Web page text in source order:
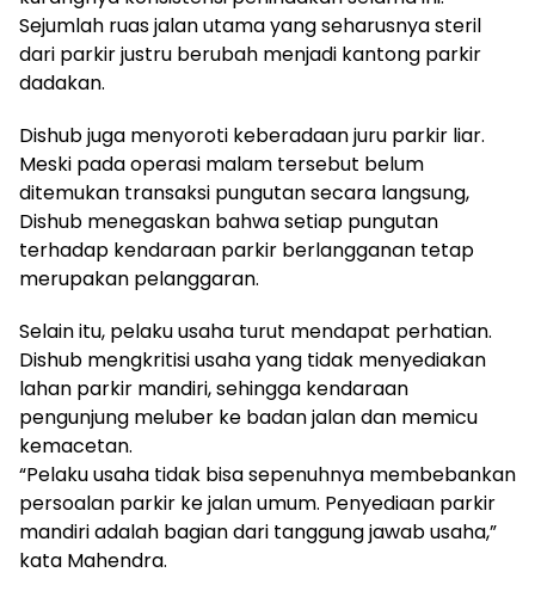
Sejumlah ruas jalan utama yang seharusnya steril
dari parkir justru berubah menjadi kantong parkir
dadakan.
Dishub juga menyoroti keberadaan juru parkir liar.
Meski pada operasi malam tersebut belum
ditemukan transaksi pungutan secara langsung,
Dishub menegaskan bahwa setiap pungutan
terhadap kendaraan parkir berlangganan tetap
merupakan pelanggaran.
Selain itu, pelaku usaha turut mendapat perhatian.
Dishub mengkritisi usaha yang tidak menyediakan
lahan parkir mandiri, sehingga kendaraan
pengunjung meluber ke badan jalan dan memicu
kemacetan.
“Pelaku usaha tidak bisa sepenuhnya membebankan
persoalan parkir ke jalan umum. Penyediaan parkir
mandiri adalah bagian dari tanggung jawab usaha,”
kata Mahendra.